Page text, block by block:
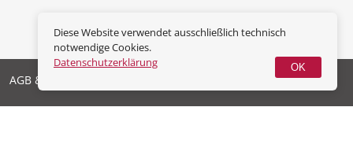
AGB & Widerrufsrecht
Diese Website verwendet ausschließlich technisch
notwendige Cookies.
Datenschutzerklärung
OK